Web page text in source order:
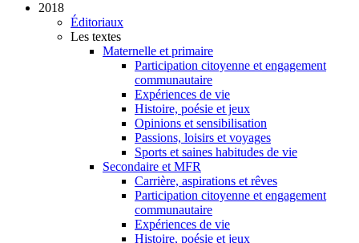
2018
Éditoriaux
Les textes
Maternelle et primaire
Participation citoyenne et engagement
communautaire
Expériences de vie
Histoire, poésie et jeux
Opinions et sensibilisation
Passions, loisirs et voyages
Sports et saines habitudes de vie
Secondaire et MFR
Carrière, aspirations et rêves
Participation citoyenne et engagement
communautaire
Expériences de vie
Histoire, poésie et jeux